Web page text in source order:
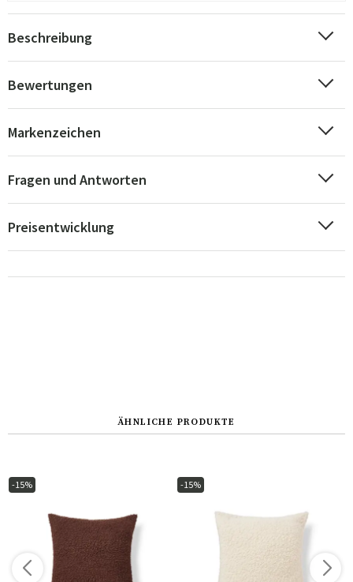
Beschreibung
Bewertungen
Markenzeichen
Fragen und Antworten
Preisentwicklung
ÄHNLICHE PRODUKTE
-15% -15%